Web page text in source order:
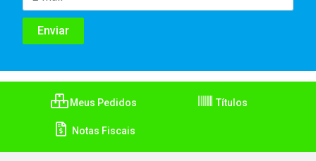
Meus Pedidos Títulos
Notas Fiscais